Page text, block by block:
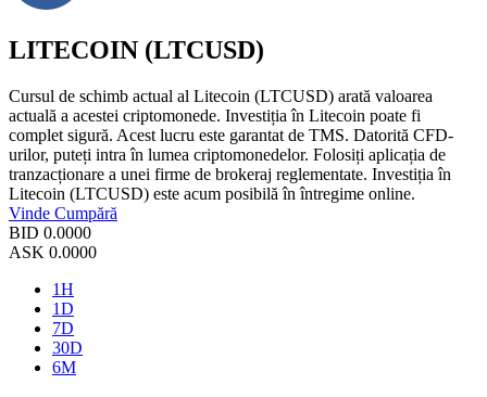
LITECOIN (LTCUSD)
Cursul de schimb actual al Litecoin (LTCUSD) arată valoarea
actuală a acestei criptomonede. Investiția în Litecoin poate fi
complet sigură. Acest lucru este garantat de TMS. Datorită CFD-
urilor, puteți intra în lumea criptomonedelor. Folosiți aplicația de
tranzacționare a unei firme de brokeraj reglementate. Investiția în
Litecoin (LTCUSD) este acum posibilă în întregime online.
Vinde Cumpără
BID 0.0000
ASK 0.0000
1H
1D
7D
30D
6M